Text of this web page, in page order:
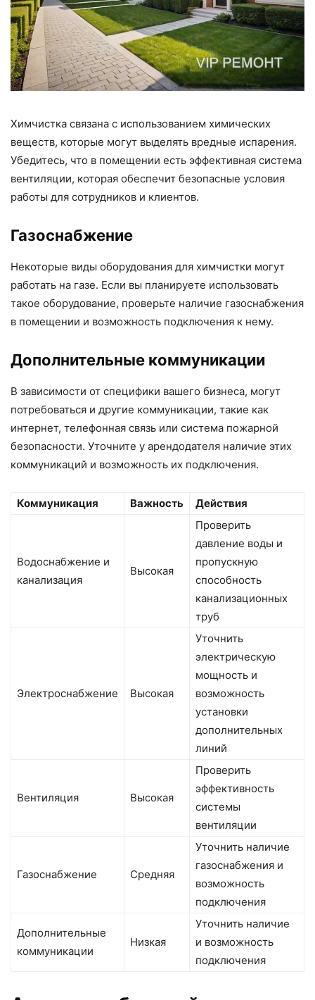
Химчистка связана с использованием химических
веществ, которые могут выделять вредные испарения.
Убедитесь, что в помещении есть эффективная система
вентиляции, которая обеспечит безопасные условия
работы для сотрудников и клиентов.
Газоснабжение
Некоторые виды оборудования для химчистки могут
работать на газе. Если вы планируете использовать
такое оборудование, проверьте наличие газоснабжения
в помещении и возможность подключения к нему.
Дополнительные коммуникации
В зависимости от специфики вашего бизнеса, могут
потребоваться и другие коммуникации, такие как
интернет, телефонная связь или система пожарной
безопасности. Уточните у арендодателя наличие этих
коммуникаций и возможность их подключения.
Коммуникация Важность Действия
Водоснабжение и
канализация
Высокая
Проверить
давление воды и
пропускную
способность
канализационных
труб
Электроснабжение Высокая
Уточнить
электрическую
мощность и
возможность
установки
дополнительных
линий
Вентиляция Высокая
Проверить
эффективность
системы
вентиляции
Газоснабжение Средняя
Уточнить наличие
газоснабжения и
возможность
подключения
Дополнительные
коммуникации
Низкая
Уточнить наличие
и возможность
подключения